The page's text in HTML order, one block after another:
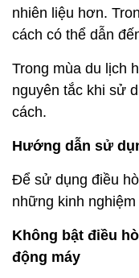
nhiên liệu hơn.
cách có thể dẫn
Trong mùa du lịch
nguyên tắc khi sử
cách.
Hướng dẫn sử
Để sử dụng điều
những kinh nghiệm
Không bật điều
động máy